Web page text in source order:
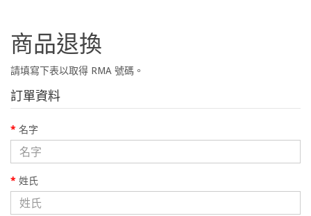
商品退換
請填寫下表以取得 RMA 號碼。
訂單資料
名字
姓氏